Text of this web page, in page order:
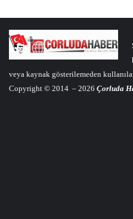
veya kaynak gösterilemeden
Copyright © 2014 – 2026 Çorluda